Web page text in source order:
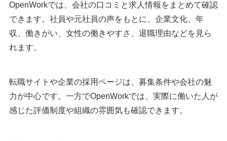
OpenWorkの口コミを見る方法と無料・有料の違い
無料で口コミを見る方法と有料プランを比べる
学生はWeb履歴書か就職サービス登録を確認する
口コミが見られないときは登録経路を見直す
応募すると応募先には非公開情報も渡る
スカウトを使うなら2週間ほど反応を見る
OpenWorkでは、会社の口コミと求人情報をまとめて確認
できます。社員や元社員の声をもとに、企業文化、年
収、働きがい、女性の働きやすさ、退職理由などを見ら
れます。
転職サイトや企業の採用ページは、募集条件や会社の魅
力が中心です。一方でOpenWorkでは、実際に働いた人が
感じた評価制度や組織の雰囲気も確認できます。